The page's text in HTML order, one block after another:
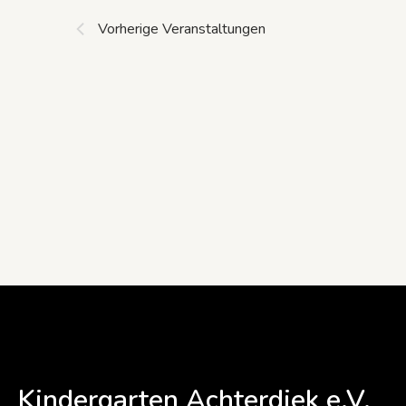
Vorherige Veranstaltungen